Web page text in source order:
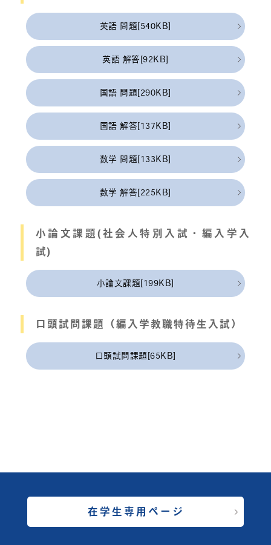
英語 問題[540KB]
英語 解答[92KB]
国語 問題[290KB]
国語 解答[137KB]
数学 問題[133KB]
数学 解答[225KB]
小論文課題(社会人特別入試・編入学入
試)
小論文課題[199KB]
口頭試問課題（編入学教職特待生入試）
口頭試問課題[65KB]
在学生専用ページ